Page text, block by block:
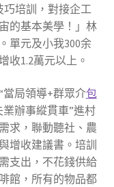
巧培訓，對接企工
的基本美學！」林
單元及小我300余
收1.2萬元以上。
局領導+群眾介包
辦事縱貫車”進村
求，聯動聽社、農
增收建議書。培訓
支出，不花錢供給
館，所有的物品都